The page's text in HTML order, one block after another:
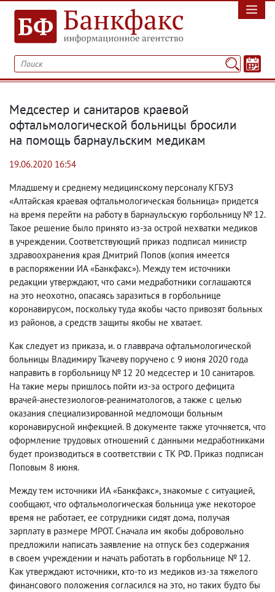
Медсестер и санитаров краевой
офтальмологической больницы бросили
на помощь барнаульским медикам
19.06.2020 16:54
Младшему и среднему медицинскому персоналу КГБУЗ
«Алтайская краевая офтальмологическая больница» придется
на время перейти на работу в барнаульскую горбольницу № 12.
Такое решение было принято из-за острой нехватки медиков
в учреждении. Соответствующий приказ подписал министр
здравоохранения края Дмитрий Попов (копия имеется
в распоряжении ИА «Банкфакс»). Между тем источники
редакции утверждают, что сами медработники соглашаются
на это неохотно, опасаясь заразиться в горбольнице
коронавирусом, поскольку туда якобы часто привозят больных
из районов, а средств защиты якобы не хватает.
Как следует из приказа, и. о главврача офтальмологической
больницы Владимиру Ткачеву поручено с 9 июня 2020 года
направить в горбольницу № 12 20 медсестер и 10 санитаров.
На такие меры пришлось пойти из-за острого дефицита
врачей-анестезиологов-реаниматологов, а также с целью
оказания специализированной медпомощи больным
коронавирусной инфекцией. В документе также уточняется, что
оформление трудовых отношений с данными медработниками
будет производиться в соответствии с ТК РФ. Приказ подписан
Поповым 8 июня.
Между тем источники ИА «Банкфакс», знакомые с ситуацией,
сообщают, что офтальмологическая больница уже некоторое
время не работает, ее сотрудники сидят дома, получая
зарплату в размере МРОТ. Сначала им якобы добровольно
предложили написать заявление на отпуск без содержания
в своем учреждении и начать работать в горбольнице № 12.
Как утверждают источники, кто-то из медиков из-за тяжелого
финансового положения согласился на это, но таких будто бы